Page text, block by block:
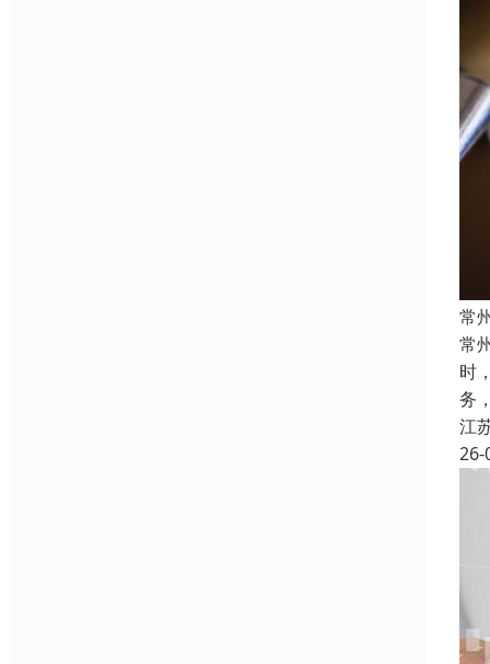
常
常
时
务
江
26-